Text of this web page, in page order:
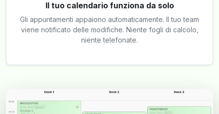
Il tuo calendario funziona da solo
Gli appuntamenti appaiono automaticamente. Il tuo team
viene notificato delle modifiche. Niente fogli di calcolo,
niente telefonate.